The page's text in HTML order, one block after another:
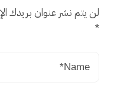
لن يتم نشر عنوان بريدك
*